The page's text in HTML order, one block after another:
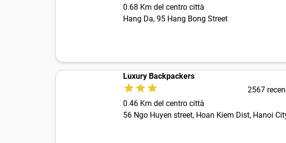
0.68 Km del centro città
Hang Da, 95 Hang Bong Street
Luxury Backpackers
2567
0.46 Km del centro città
56 Ngo Huyen street, Hoan Kiem Dist, Hanoi